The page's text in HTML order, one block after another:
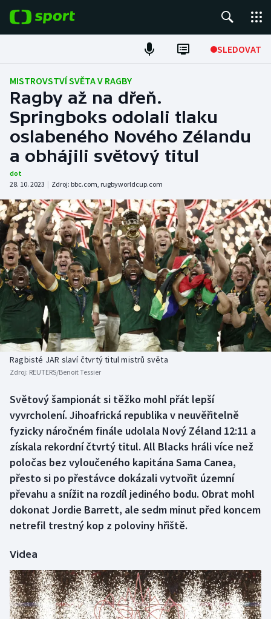
SLEDOVAT
Fotbal
Hokej
Tenis
Atletika
DALŠÍ SPORTY
Americký fotbal
Baseball a softbal
Basketbal
Biatlon
Boby a skeleton
Box
Curling
Dostihy
Florbal
Futsal
Gymnastika
Házená
NEPŘEHLÉDNĚTE
Soutěže
Historické návraty
Aplikace ČT sport
AZ kvíz
MISTROVSTVÍ SVĚTA V RAGBY
Ragby až na dřeň.
Springboks odolali tlaku
oslabeného Nového Zélandu
a obhájili světový titul
dot
28. 10. 2023 | Zdroj: bbc.com, rugbyworldcup.com
Ragbisté JAR slaví čtvrtý titul mistrů světa
Zdroj: REUTERS/Benoit Tessier
Světový šampionát si těžko mohl přát lepší
vyvrcholení. Jihoafrická republika v neuvěřitelně
fyzicky náročném finále udolala Nový Zéland 12:11 a
získala rekordní čtvrtý titul. All Blacks hráli více než
poločas bez vyloučeného kapitána Sama Canea,
přesto si po přestávce dokázali vytvořit územní
převahu a snížit na rozdíl jediného bodu. Obrat mohl
dokonat Jordie Barrett, ale sedm minut před koncem
netrefil trestný kop z poloviny hřiště.
Videa